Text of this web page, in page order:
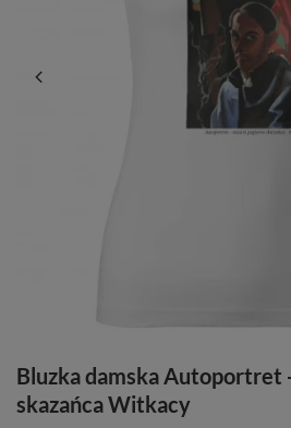
Bluzka damska Autoportret
skazańca Witkacy